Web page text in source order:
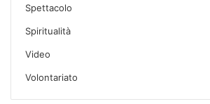
Spettacolo
Spiritualità
Video
Volontariato